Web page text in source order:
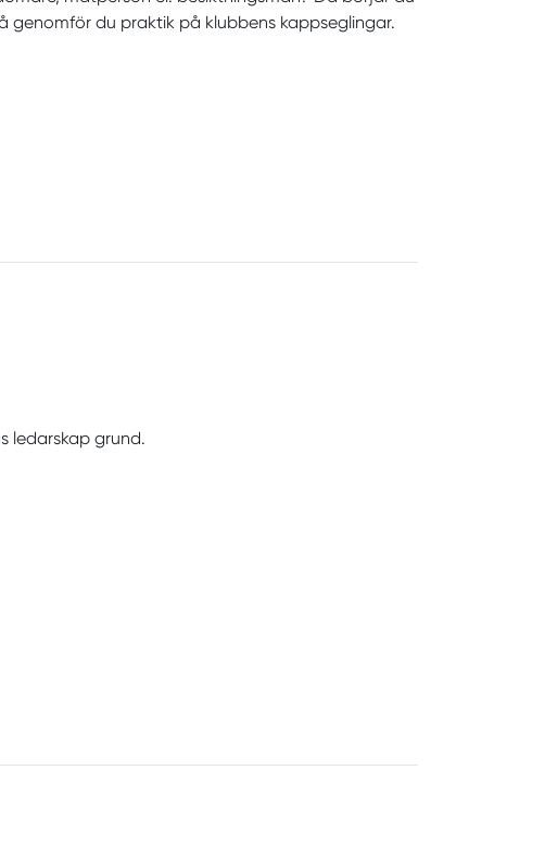
genomför du praktik på klubbens kappseglingar.
ledarskap grund.